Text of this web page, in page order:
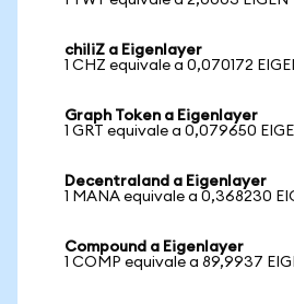
chiliZ a Eigenlayer
1 CHZ equivale a 0,070172
Graph Token a Eigenlayer
1 GRT equivale a 0,079650
Decentraland a Eigenlayer
1 MANA equivale a 0,368230
Compound a Eigenlayer
1 COMP equivale a 89,9937